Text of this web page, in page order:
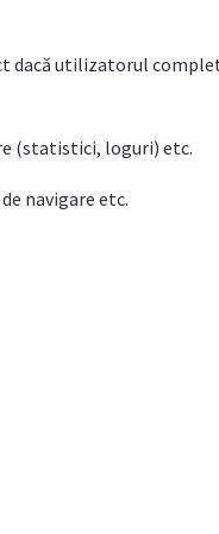
dacă utilizatorul
(statistici, loguri) etc.
navigare etc.